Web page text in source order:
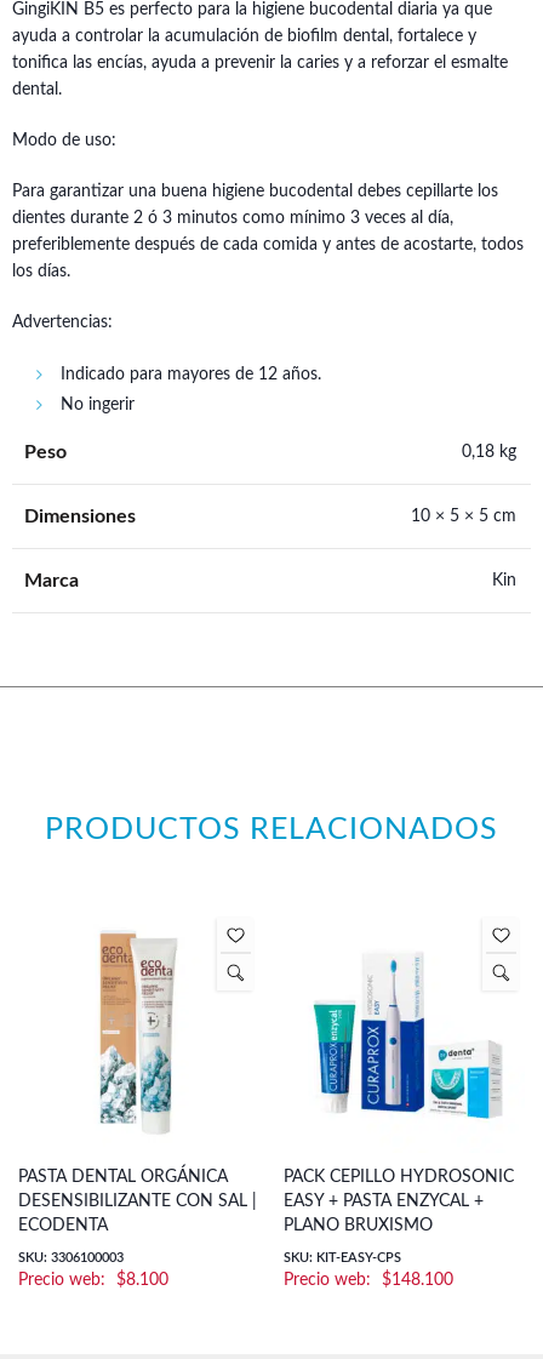
GingiKIN B5 es perfecto para la higiene bucodental diaria ya que
ayuda a controlar la acumulación de biofilm dental, fortalece y
tonifica las encías, ayuda a prevenir la caries y a reforzar el esmalte
dental.
Modo de uso:
Para garantizar una buena higiene bucodental debes cepillarte los
dientes durante 2 ó 3 minutos como mínimo 3 veces al día,
preferiblemente después de cada comida y antes de acostarte, todos
los días.
Advertencias:
Indicado para mayores de 12 años.
No ingerir
Peso 0,18 kg
Dimensiones 10 × 5 × 5 cm
Marca Kin
PRODUCTOS RELACIONADOS
PASTA DENTAL ORGÁNICA
DESENSIBILIZANTE CON SAL |
ECODENTA
SKU: 3306100003
$8.100
PACK CEPILLO HYDROSONIC
EASY + PASTA ENZYCAL +
PLANO BRUXISMO
SKU: KIT-EASY-CPS
$148.100